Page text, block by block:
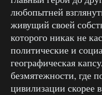
любопытней
живущий своей
которого никак не
политические и
географическая
безмятежности, где
цивилизации скорее